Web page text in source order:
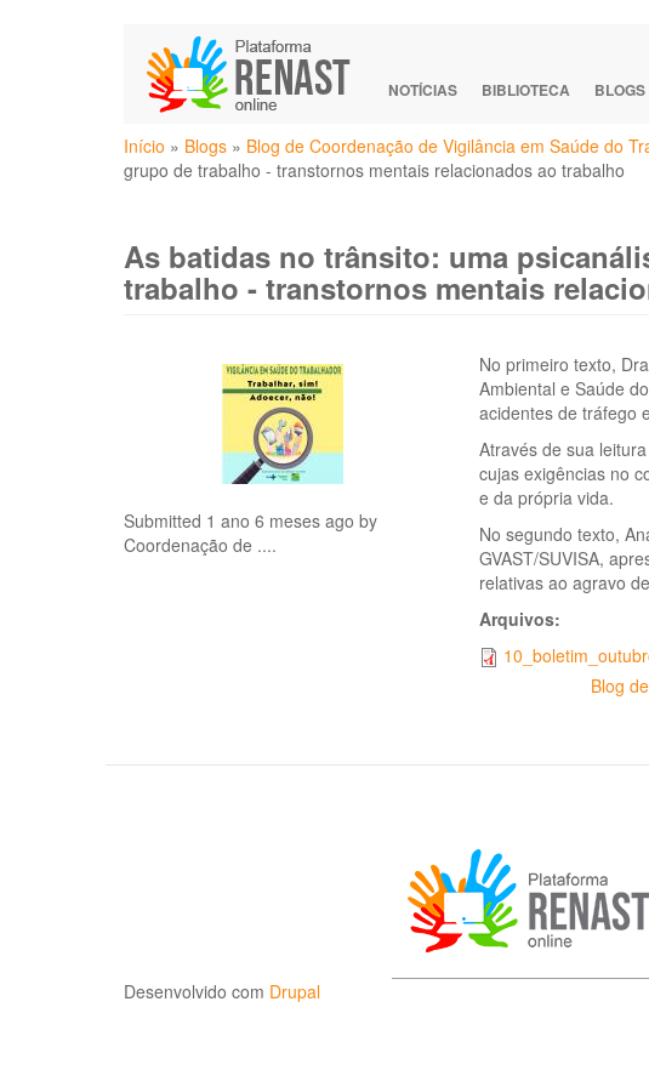
NOTÍCIAS BIBLIOTECA BLOGS
Você
está
Início » Blogs » Blog de Coordenação de Vigilância em Saúde do
grupo de trabalho - transtornos mentais relacionados ao trabalho
As batidas no trânsito: uma
trabalho - transtornos mentais
Submitted 1 ano 6 meses ago by
Coordenação de ....
No primeiro texto,
Ambiental e Saúde
acidentes de tráfego
Através de sua
cujas exigências no
e da própria vida.
No segundo texto,
GVAST/SUVISA,
relativas ao agravo
Arquivos:
Blog
Desenvolvido com Drupal